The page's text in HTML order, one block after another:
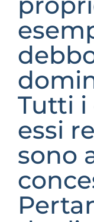
Tutti
essi
sono